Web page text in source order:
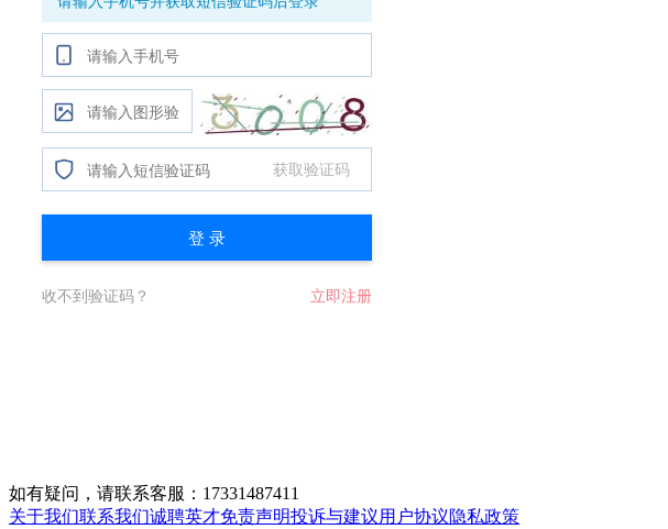
如有疑问，请联系客服：17331487411
关于我们联系我们诚聘英才免责声明投诉与建议用户协议隐私政策